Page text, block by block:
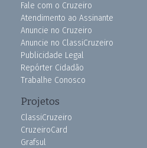
Fale com o Cruzeiro
Atendimento ao Assinante
Anuncie no Cruzeiro
Anuncie no ClassiCruzeiro
Publicidade Legal
Repórter Cidadão
Trabalhe Conosco
Projetos
ClassiCruzeiro
CruzeiroCard
Grafsul